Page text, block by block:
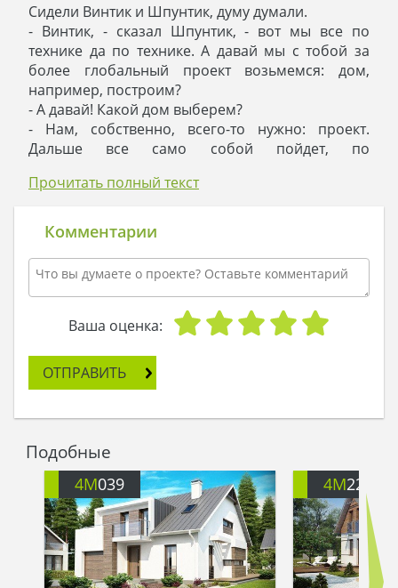
Сидели Винтик и Шпунтик, думу думали.
- Винтик, - сказал Шпунтик, - вот мы все по
технике да по технике. А давай мы с тобой за
более глобальный проект возьмемся: дом,
например, построим?
- А давай! Какой дом выберем?
- Нам, собственно, всего-то нужно: проект.
Дальше все само собой пойдет, по
двухэтажный коттедж с эркером и мансардой.
тем интереснее получится дом!
Винтик выслушал друга и ответил:
- Да запросто! В такой дом мы поместим три
спальни, гостиную с кухней, кабинет на первом
этаже, еще и встроенный гараж добавим.
- Кабинет – вещь нужная! Особенно на первом
накормил, беседой развлек, а сам быстренько
под шумок в кабинет – шмыг! И потихоньку
- И фасад нужно сделать эстетичный: можно,
например, камнем светлым облицевать. И
практично, и стильно.
Друзья взяли огромный ватман, карандаши,
включили настольную лампу и принялись
чертить проект. Линия за линией, на бумаге
появлялся, оживал большой дом, который
скоро станет настоящим, жилым и уютным.
Прочитать полный текст
Комментарии
Ваша оценка:
ОТПРАВИТЬ
Подобные
4M039 4M220